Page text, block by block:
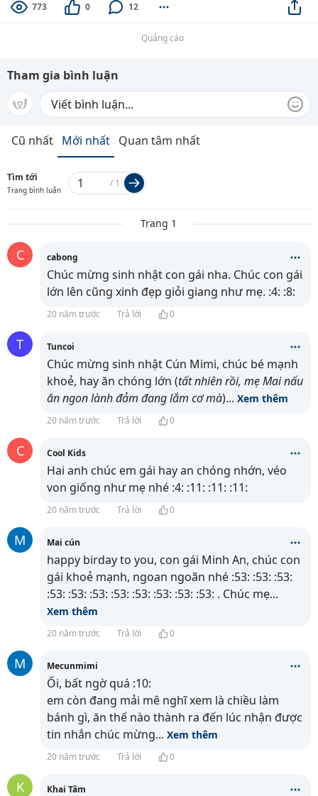
773 0 12
Quảng cáo
Tham gia bình luận
Cũ nhất Mới nhất Quan tâm nhất
Tìm tới
Trang bình luận
/ 1
Trang 1
C cabong
Chúc mừng sinh nhật con gái nha. Chúc con gái
lớn lên cũng xinh đẹp giỏi giang như mẹ. :4: :8:
20 năm trước Trả lời 0
T Tuncoi
Chúc mừng sinh nhật Cún Mimi, chúc bé mạnh
khoẻ, hay ăn chóng lớn (tất nhiên rồi, mẹ Mai nấu
ăn ngon lành đảm đang lắm cơ mà)... Xem thêm
20 năm trước Trả lời 0
C Cool Kids
Hai anh chúc em gái hay an chóng nhớn, véo
von giống như mẹ nhé :4: :11: :11: :11:
20 năm trước Trả lời 0
M Mai cún
happy birday to you, con gái Minh An, chúc con
gái khoẻ mạnh, ngoan ngoãn nhé :53: :53: :53:
:53: :53: :53: :53: :53: :53: :53: :53: . Chúc mẹ...
Xem thêm
20 năm trước Trả lời 0
M Mecunmimi
Ối, bất ngờ quá :10:
em còn đang mải mê nghĩ xem là chiều làm
bánh gì, ăn thế nào thành ra đến lúc nhận được
tin nhắn chúc mừng... Xem thêm
20 năm trước Trả lời 0
K Khai Tâm